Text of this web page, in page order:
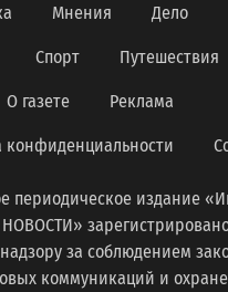
Мнения Дело
Спорт Путешествия
О газете Реклама
конфиденциальности
периодическое издание
за соблюдением
коммуникаций и охране